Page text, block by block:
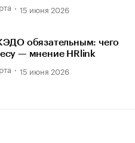
15 июня 2026
обязательным: чего
— мнение HRlink
15 июня 2026